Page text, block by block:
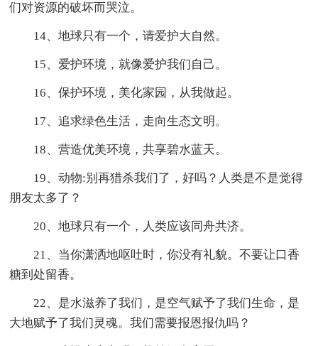
们对资源的破坏而哭泣。
14、地球只有一个，请爱护大自然。
15、爱护环境，就像爱护我们自己。
16、保护环境，美化家园，从我做起。
17、追求绿色生活，走向生态文明。
18、营造优美环境，共享碧水蓝天。
19、动物:别再猎杀我们了，好吗？人类是不是觉得
朋友太多了？
20、地球只有一个，人类应该同舟共济。
21、当你潇洒地呕吐时，你没有礼貌。不要让口香
糖到处留香。
22、是水滋养了我们，是空气赋予了我们生命，是
大地赋予了我们灵魂。我们需要报恩报仇吗？